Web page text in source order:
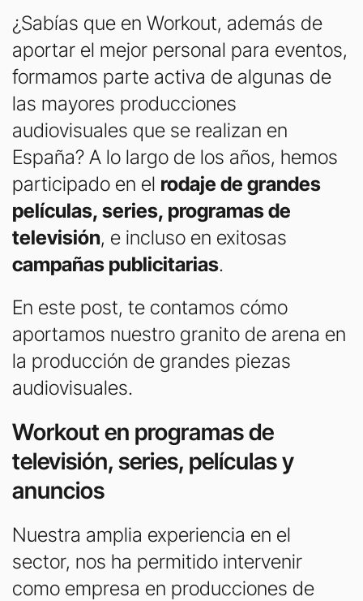
¿Sabías que en Workout, además de
aportar el mejor personal para eventos,
formamos parte activa de algunas de
las mayores producciones
audiovisuales que se realizan en
España? A lo largo de los años, hemos
participado en el rodaje de grandes
películas, series, programas de
televisión, e incluso en exitosas
campañas publicitarias.
En este post, te contamos cómo
aportamos nuestro granito de arena en
la producción de grandes piezas
audiovisuales.
Workout en programas de
televisión, series, películas y
anuncios
Nuestra amplia experiencia en el
sector, nos ha permitido intervenir
como empresa en producciones de